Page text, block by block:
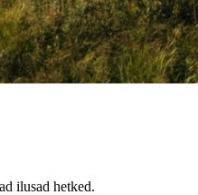
ilusad hetked.